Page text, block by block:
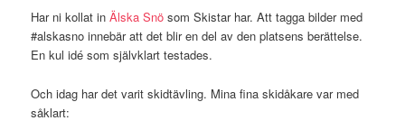
Har ni kollat inÄlska Snö som Skistar har. Att tagga bilder med
#alskasno innebär att det blir en del av den platsens berättelse.
En kul idé som självklart testades.
Och idag har det varit skidtävling. Mina fina skidåkare var med
såklart: